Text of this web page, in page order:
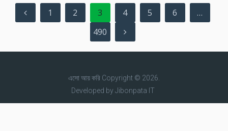
Posts
pagination
1 2 3 4 5 6
…
490
এসো আয় করিCopyright © 2026.
Developed byJibonpata IT